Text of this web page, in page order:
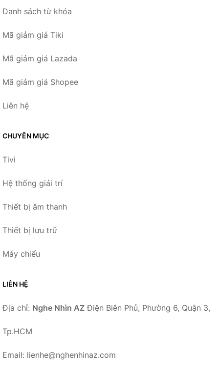
Danh sách từ khóa
Mã giảm giá Tiki
Mã giảm giá Lazada
Mã giảm giá Shopee
Liên hệ
CHUYÊN MỤC
Tivi
Hệ thống giải trí
Thiết bị âm thanh
Thiết bị lưu trữ
Máy chiếu
LIÊN HỆ
Địa chỉ: Nghe Nhìn AZ Điện Biên Phủ, Phường 6, Quận 3,
Tp.HCM
Email: lienhe@nghenhinaz.com